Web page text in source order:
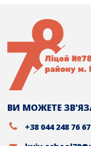
ВИ МОЖЕТЕ
+38 044 248 76 67